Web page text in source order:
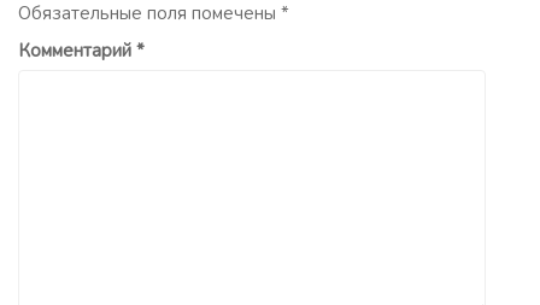
Обязательные поля помечены *
Комментарий *